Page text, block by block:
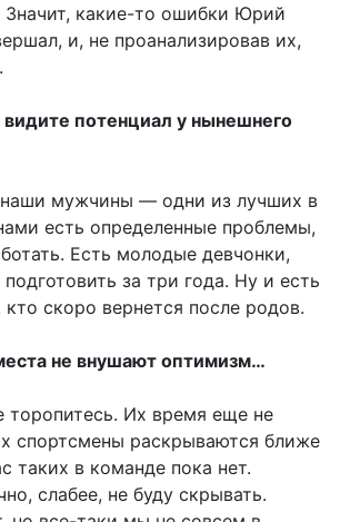
Значит, какие-то ошибки Юрий
и, не проанализировав их,
потенциал у нынешнего
мужчины — одни из лучших в
есть определенные проблемы,
Есть молодые девчонки,
за три года. Ну и есть
скоро вернется после родов.
не внушают оптимизм…
торопитесь. Их время еще не
спортсмены раскрываются ближе
таких в команде пока нет.
слабее, не буду скрывать.